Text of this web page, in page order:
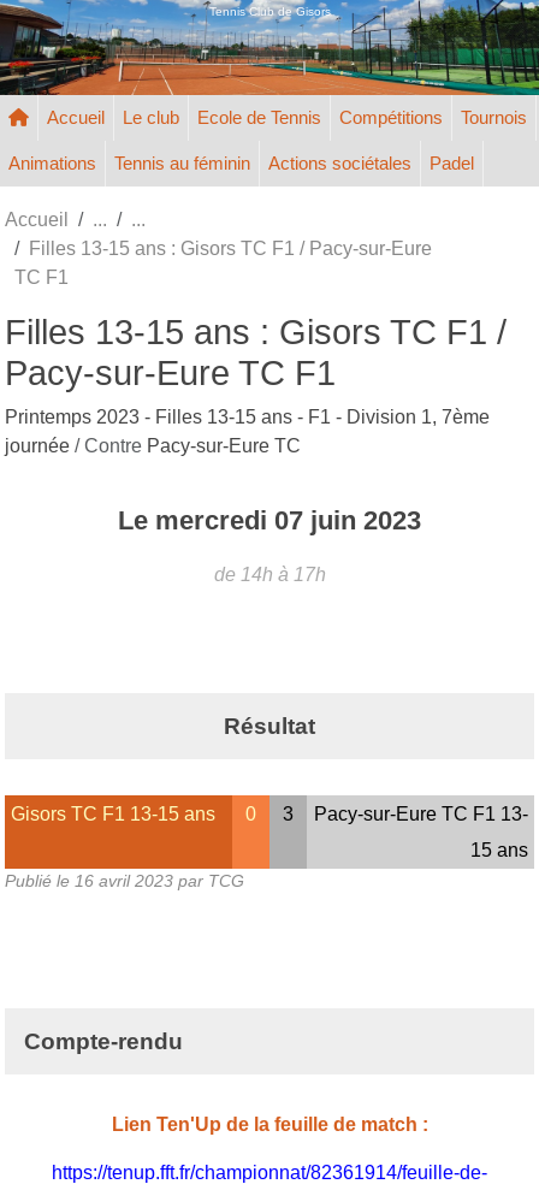
Tennis Club de Gisors
Accueil Le club Ecole de Tennis Compétitions Tournois
Animations Tennis au féminin Actions sociétales Padel
Accueil
Filles 13-15 ans : Gisors TC F1 / Pacy-sur-Eure
TC F1
Filles 13-15 ans : Gisors TC F1 /
Pacy-sur-Eure TC F1
Printemps 2023 - Filles 13-15 ans - F1 - Division 1, 7ème
journée / Contre Pacy-sur-Eure TC
Le mercredi 07 juin 2023
de 14h à 17h
Résultat
Gisors TC F1 13-15 ans 0 3
Pacy-sur-Eure TC F1 13-
15 ans
Publié le 16 avril 2023 par TCG
Compte-rendu
Lien Ten'Up de la feuille de match :
https://tenup.fft.fr/championnat/82361914/feuille-de-
Panneau de gestion des cookies